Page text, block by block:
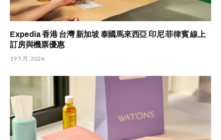
Expedia 香港 台灣 新加坡 泰國馬來西亞 印尼 菲律賓 線上
訂房與機票優惠
19 5 月, 2026